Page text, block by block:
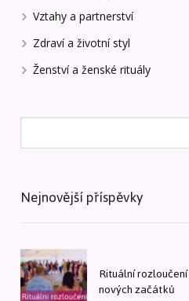
Vztahy a partnerství
Zdraví a životní styl
Ženství a ženské rituály
Nejnovější příspěvky
Rituální
nových začátků